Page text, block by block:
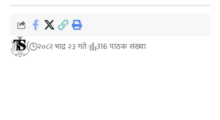
२०८२ भाद्र २३ गते 316 पाठक संख्या